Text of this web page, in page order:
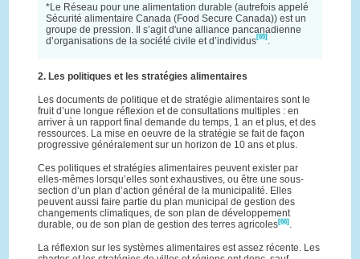
*Le Réseau pour une alimentation durable (autrefois appelé
Sécurité alimentaire Canada (Food Secure Canada)) est un
groupe de pression. Il s’agit d'une alliance pancanadienne
d’organisations de la société civile et d’individus[65] .
2. Les politiques et les stratégies alimentaires
Les documents de politique et de stratégie alimentaires sont le
fruit d’une longue réflexion et de consultations multiples : en
arriver à un rapport final demande du temps, 1 an et plus, et des
ressources. La mise en oeuvre de la stratégie se fait de façon
progressive généralement sur un horizon de 10 ans et plus.
Ces politiques et stratégies alimentaires peuvent exister par
elles-mêmes lorsqu’elles sont exhaustives, ou être une sous-
section d’un plan d’action général de la municipalité. Elles
peuvent aussi faire partie du plan municipal de gestion des
changements climatiques, de son plan de développement
durable, ou de son plan de gestion des terres agricoles[66] .
La réflexion sur les systèmes alimentaires est assez récente. Les